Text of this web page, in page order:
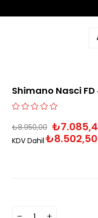
Shimano Nasci
₺8.950,00
KDV Dahil ₺8.502,50